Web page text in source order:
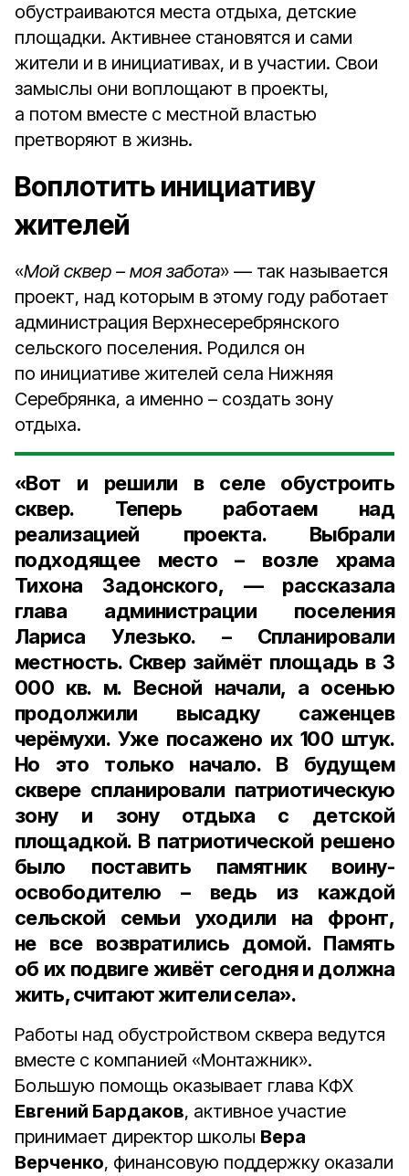
обустраиваются места отдыха, детские
площадки. Активнее становятся и сами
жители и в инициативах, и в участии. Свои
замыслы они воплощают в проекты,
а потом вместе с местной властью
претворяют в жизнь.
Воплотить инициативу
жителей
«Мой сквер – моя забота» — так называется
проект, над которым в этому году работает
администрация Верхнесеребрянского
сельского поселения. Родился он
по инициативе жителей села Нижняя
Серебрянка, а именно – создать зону
отдыха.
«Вот и решили в селе обустроить
сквер. Теперь работаем над
реализацией проекта. Выбрали
подходящее место – возле храма
Тихона Задонского, — рассказала
глава администрации поселения
Лариса Улезько. – Спланировали
местность. Сквер займёт площадь в 3
000 кв. м. Весной начали, а осенью
продолжили высадку саженцев
черёмухи. Уже посажено их 100 штук.
Но это только начало. В будущем
сквере спланировали патриотическую
зону и зону отдыха с детской
площадкой. В патриотической решено
было поставить памятник воину-
освободителю – ведь из каждой
сельской семьи уходили на фронт,
не все возвратились домой. Память
об их подвиге живёт сегодня и должна
жить, считают жители села».
Работы над обустройством сквера ведутся
вместе с компанией «Монтажник».
Большую помощь оказывает глава КФХ
Евгений Бардаков, активное участие
принимает директор школы Вера
Верченко, финансовую поддержку оказали